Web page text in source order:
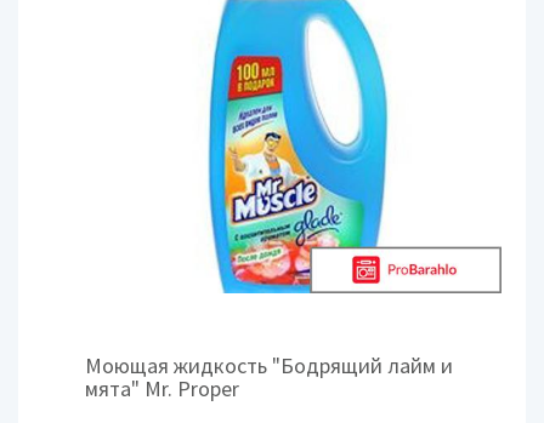
Моющая жидкость "Бодрящий лайм и
мята" Mr. Proper